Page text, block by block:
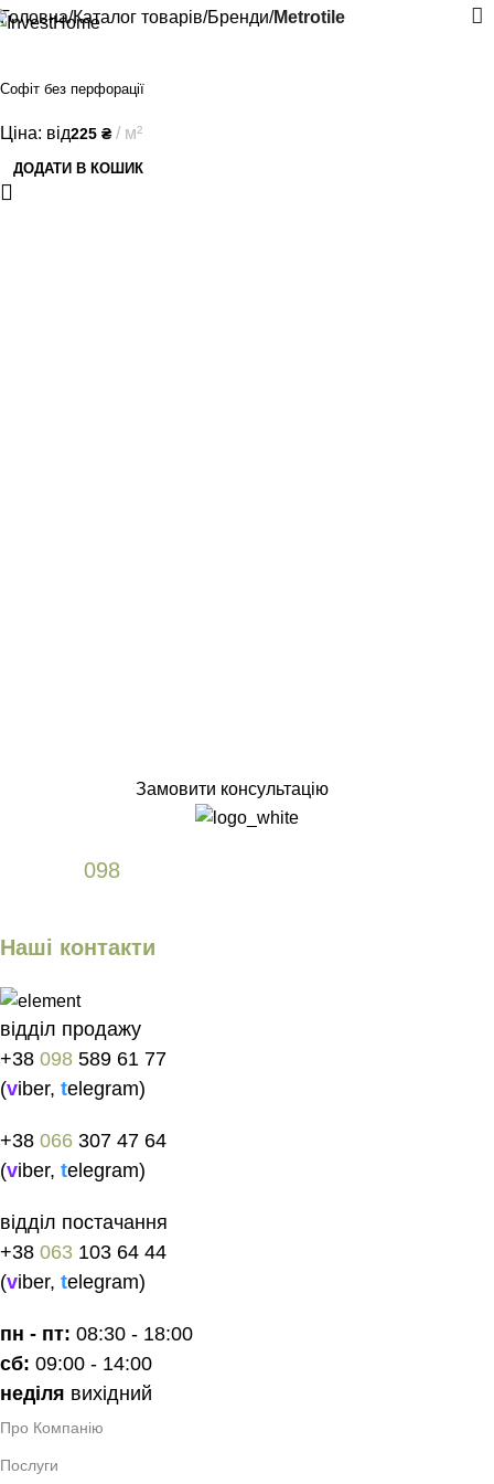
Головна Каталог товарів Бренди Metrotile
Софіт без перфорації
Ціна: від225 ₴ м²
ДОДАТИ В КОШИК
Замовити консультацію
098589 61 77
Наші контакти
відділ продажу
+38 098 589 61 77
(viber, telegram)
+38 066 307 47 64
(viber, telegram)
відділ постачання
+38 063 103 64 44
(viber, telegram)
пн - пт: 08:30 - 18:00
сб: 09:00 - 14:00
неділя вихідний
Про Компанію
Послуги